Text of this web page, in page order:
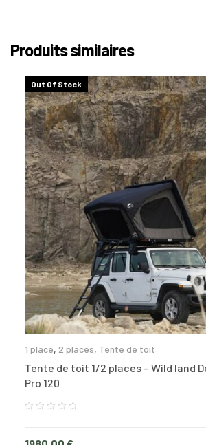
Produits similaires
Out Of Stock
1 place, 2 places, Tente de toit
Tente de toit 1/2 places – Wild land
Pro 120